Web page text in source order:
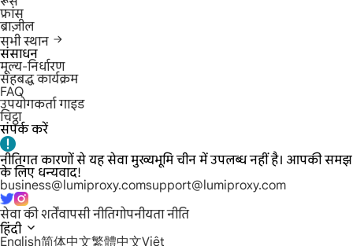
फ्रांस
ब्राज़ील
सभी स्थान
संसाधन
मूल्य-निर्धारण
सहबद्ध कार्यक्रम
FAQ
उपयोगकर्ता गाइड
चिट्ठा
संपर्क करें
नीतिगत कारणों से यह सेवा मुख्यभूमि चीन में उपलब्ध नहीं है। आपकी समझ
के लिए धन्यवाद!
business@lumiproxy.comsupport@lumiproxy.com
सेवा की शर्तेंवापसी नीतिगोपनीयता नीति
हिंदी
English简体中文繁體中文Việt